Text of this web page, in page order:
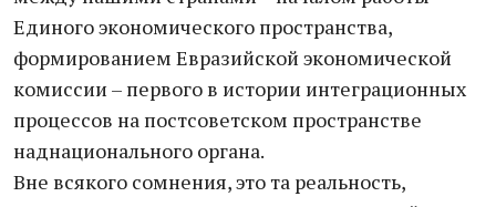
Единого экономического пространства,
формированием Евразийской экономической
комиссии – первого в истории интеграционных
процессов на постсоветском пространстве
наднационального органа.
Вне всякого сомнения, это та реальность,